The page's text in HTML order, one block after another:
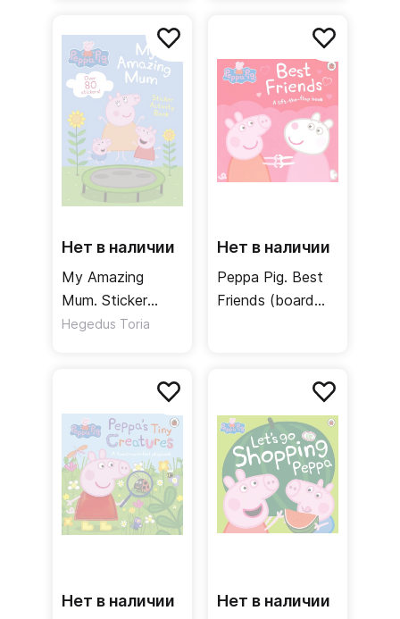
Нет в наличии
My Amazing
Mum. Sticker
Activity Book
Hegedus Toria
Нет в наличии
Peppa Pig. Best
Friends (board
Нет в наличии Нет в наличии